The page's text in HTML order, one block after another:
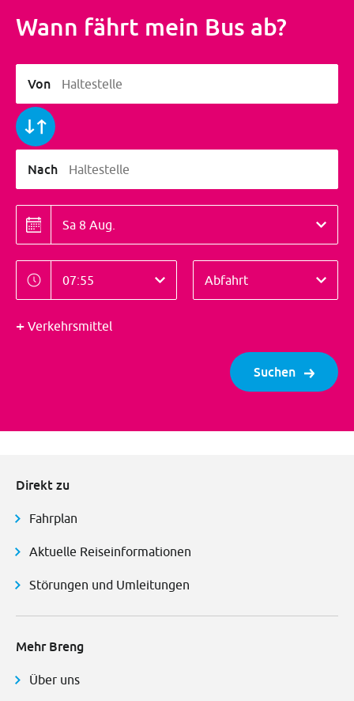
Wann fährt mein Bus ab?
Von Haltestelle
Nach Haltestelle
Datum
Datum
Zeit
Zeit Abfahrt
Verkehrsmittel
Suchen
Direkt zu
Fahrplan
Aktuelle Reiseinformationen
Störungen und Umleitungen
Mehr Breng
Über uns